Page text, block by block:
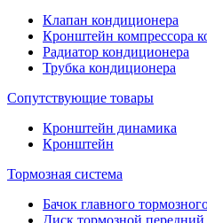
Клапан кондиционера
Кронштейн компрессора
Радиатор кондиционера
Трубка кондиционера
Сопутствующие товары
Кронштейн динамика
Кронштейн
Тормозная система
Бачок главного
Диск тормозной передний